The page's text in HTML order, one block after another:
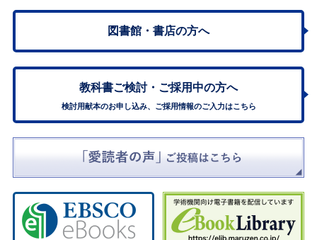
図書館・書店の方へ
教科書ご検討・ ご採用中の方へ
検討用献本のお申し込み、ご採用情報のご入力はこちら